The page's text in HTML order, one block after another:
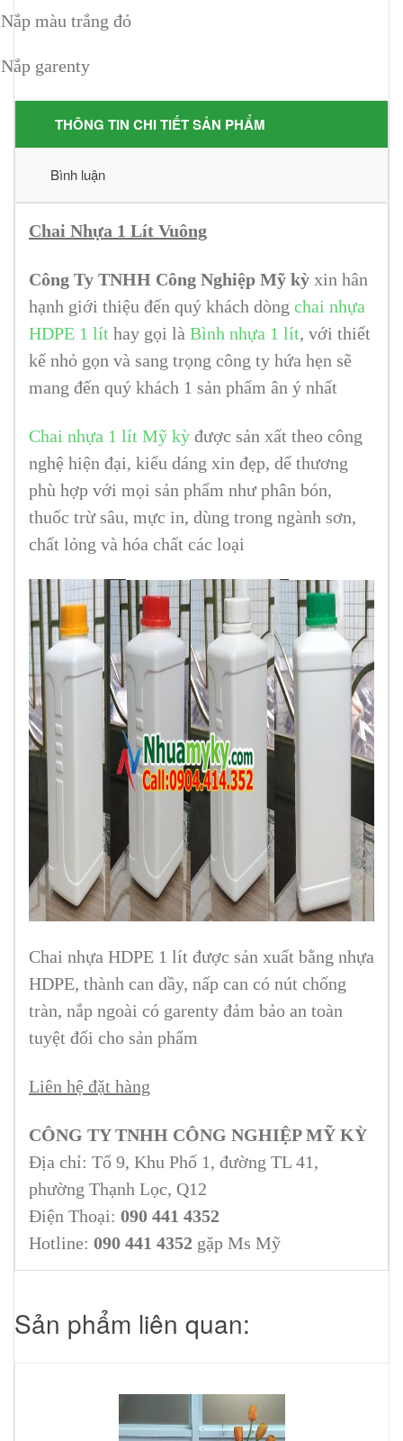
Nắp màu trắng đỏ
Nắp garenty
THÔNG TIN CHI TIẾT SẢN PHẨM
Bình luận
Chai Nhựa 1 Lít Vuông
Công Ty TNHH Công Nghiệp Mỹ kỳ xin hân
hạnh giới thiệu đến quý khách dòng chai nhựa
HDPE 1 lít hay gọi là Bình nhựa 1 lít, với thiết
kế nhỏ gọn và sang trọng công ty hứa hẹn sẽ
mang đến quý khách 1 sản phẩm ân ý nhất
Chai nhựa 1 lít Mỹ kỳ được sản xất theo công
nghệ hiện đại, kiểu dáng xin đẹp, dể thương
phù hợp với mọi sản phẩm như phân bón,
thuốc trừ sâu, mực in, dùng trong ngành sơn,
chất lỏng và hóa chất các loại
Chai nhựa HDPE 1 lít được sản xuất bằng nhựa
HDPE, thành can dầy, nấp can có nút chống
tràn, nắp ngoài có garenty đảm bảo an toàn
tuyệt đối cho sản phẩm
Liên hệ đặt hàng
CÔNG TY TNHH CÔNG NGHIỆP MỸ KỲ
Địa chỉ: Tổ 9, Khu Phố 1, đường TL 41,
phường Thạnh Lọc, Q12
Điện Thoại: 090 441 4352
Hotline: 090 441 4352 gặp Ms Mỹ
Sản phẩm liên quan: